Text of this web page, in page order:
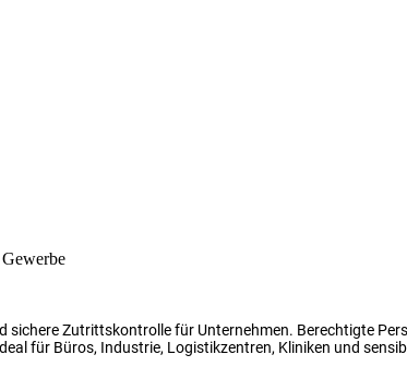
Zutrittskontrolle für Unternehmen. Berechtigte
für Büros, Industrie, Logistikzentren, Kliniken und